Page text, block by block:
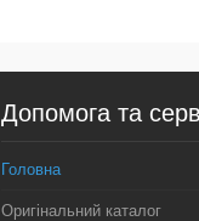
Купити в 1 клік
У вибране У
Допомога та
Головна
Оригінальний каталог